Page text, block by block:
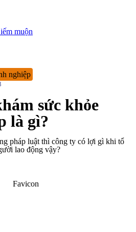
muộn
nghiệp
sức khỏe
là gì?
pháp luật thì công ty có lợi gì khi tổ
lao động vậy?